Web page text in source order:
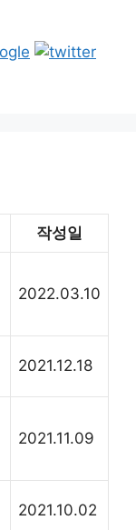
작성일
2022.03.10
2021.12.18
2021.11.09
2021.10.02